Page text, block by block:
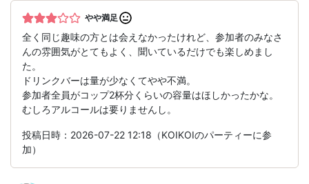
やや満足
全く同じ趣味の方とは会えなかったけれど、参加者のみなさ
んの雰囲気がとてもよく、聞いているだけでも楽しめまし
た。
ドリンクバーは量が少なくてやや不満。
参加者全員がコップ2杯分くらいの容量はほしかったかな。
むしろアルコールは要りませんし。
投稿日時：2026-07-22 12:18（KOIKOIのパーティーに参
加）